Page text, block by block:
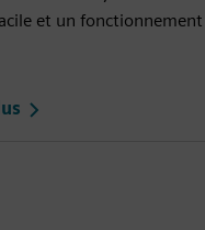
et un